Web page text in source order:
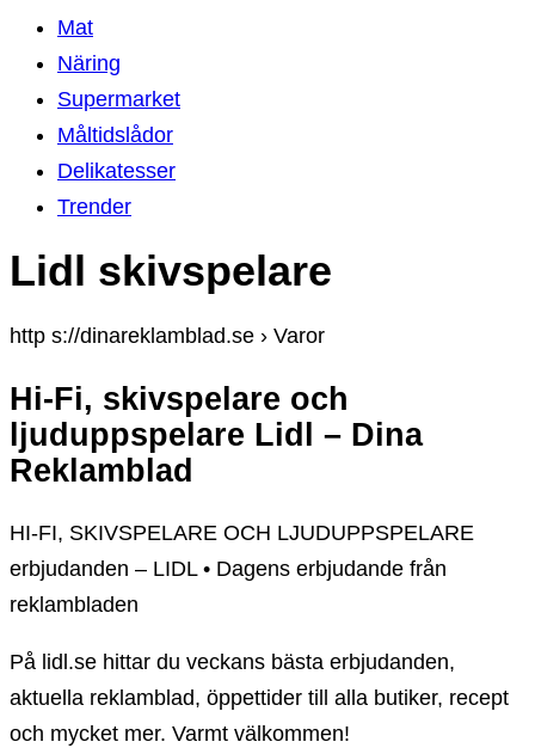
Mat
Näring
Supermarket
Måltidslådor
Delikatesser
Trender
Lidl skivspelare
http s://dinareklamblad.se › Varor
Hi-Fi, skivspelare och
ljuduppspelare Lidl – Dina
Reklamblad
HI-FI, SKIVSPELARE OCH LJUDUPPSPELARE
erbjudanden – LIDL • Dagens erbjudande från
reklambladen
På lidl.se hittar du veckans bästa erbjudanden,
aktuella reklamblad, öppettider till alla butiker, recept
och mycket mer. Varmt välkommen!